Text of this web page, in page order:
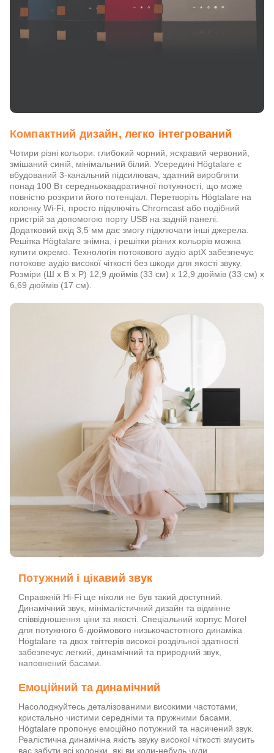
Компактний дизайн, легко інтегрований
Чотири різні кольори: глибокий чорний, яскравий червоний,
змішаний синій, мінімальний білий. Усередині Högtalare є
вбудований 3-канальний підсилювач, здатний виробляти
понад 100 Вт середньоквадратичної потужності, що може
повністю розкрити його потенціал. Перетворіть Högtalare на
колонку Wi-Fi, просто підключіть Chromcast або подібний
пристрій за допомогою порту USB на задній панелі.
Додатковий вхід 3,5 мм дає змогу підключати інші джерела.
Решітка Högtalare знімна, і решітки різних кольорів можна
купити окремо. Технологія потокового аудіо aptX забезпечує
потокове аудіо високої чіткості без шкоди для якості звуку.
Розміри (Ш x В x Р) 12,9 дюймів (33 см) x 12,9 дюймів (33 см) x
6,69 дюймів (17 см).
Потужний і цікавий звук
Справжній Hi-Fi ще ніколи не був такий доступний.
Динамічний звук, мінімалістичний дизайн та відмінне
співвідношення ціни та якості. Спеціальний корпус Morel
для потужного 6-дюймового низькочастотного динаміка
Högtalare та двох твіттерів високої роздільної здатності
забезпечує легкий, динамічний та природний звук,
наповнений басами.
Емоційний та динамічний
Насолоджуйтесь деталізованими високими частотами,
кристально чистими середніми та пружними басами.
Högtalare пропонує емоційно потужний та насичений звук.
Реалістична динамічна якість звуку високої чіткості змусить
вас забути всі колонки, які ви коли-небудь чули.